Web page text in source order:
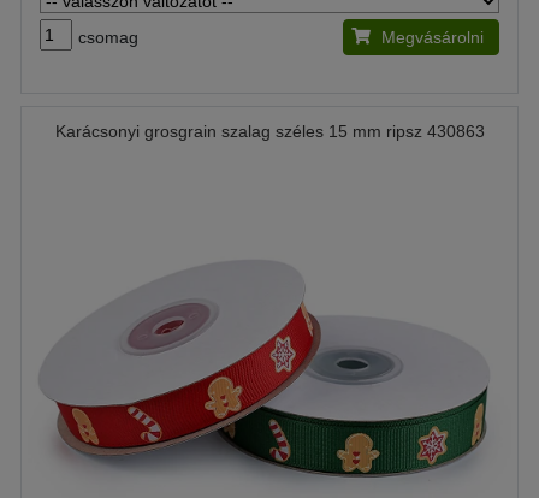
csomag Megvásárolni
Karácsonyi grosgrain szalag széles 15 mm ripsz 430863